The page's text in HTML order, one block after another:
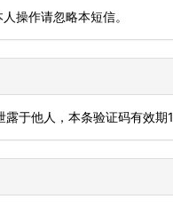
操作请忽略本短信。
于他人，本条验证码有效期